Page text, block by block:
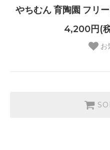
やちむん 育陶園 フリ
4,200円(
お